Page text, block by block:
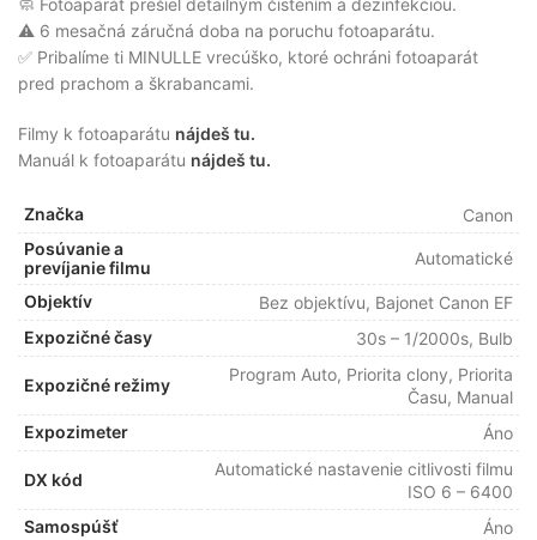
🧼 Fotoaparát prešiel detailným čistením a dezinfekciou.
⚠️ 6 mesačná záručná doba na poruchu fotoaparátu.
✅ Pribalíme ti MINULLE vrecúško, ktoré ochráni fotoaparát
pred prachom a škrabancami.
Filmy k fotoaparátu nájdeš tu.
Manuál k fotoaparátu nájdeš tu.
Značka
Canon
Posúvanie a
prevíjanie filmu
Automatické
Objektív
Bez objektívu, Bajonet Canon EF
Expozičné časy
30s – 1/2000s, Bulb
Expozičné režimy
Program Auto, Priorita clony, Priorita
Času, Manual
Expozimeter
Áno
DX kód
Automatické nastavenie citlivosti filmu
ISO 6 – 6400
Samospúšť
Áno